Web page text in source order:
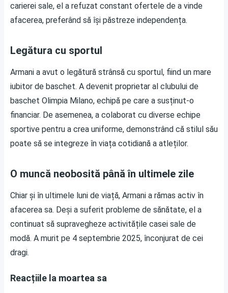
carierei sale, el a refuzat constant ofertele de a vinde
afacerea, preferând să își păstreze independența.
Legătura cu sportul
Armani a avut o legătură strânsă cu sportul, fiind un mare
iubitor de baschet. A devenit proprietar al clubului de
baschet Olimpia Milano, echipă pe care a susținut-o
financiar. De asemenea, a colaborat cu diverse echipe
sportive pentru a crea uniforme, demonstrând că stilul său
poate să se integreze în viața cotidiană a atleților.
O muncă neobosită până în ultimele zile
Chiar și în ultimele luni de viață, Armani a rămas activ în
afacerea sa. Deși a suferit probleme de sănătate, el a
continuat să supravegheze activitățile casei sale de
modă. A murit pe 4 septembrie 2025, înconjurat de cei
dragi.
Reacțiile la moartea sa